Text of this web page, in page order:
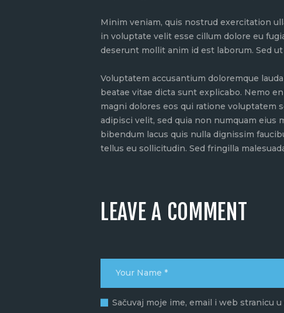
Minim veniam, quis nostrud exercitation
in voluptate velit esse cillum dolore eu
deserunt mollit anim id est laborum. Sed
Voluptatem accusantium doloremque
beatae vitae dicta sunt explicabo. Nemo
magni dolores eos qui ratione voluptatem
adipisci velit, sed quia non numquam eius
bibendum lacus quis nulla dignissim
tellus eu sollicitudin. Sed fringilla
LEAVE A COMMENT
Sačuvaj moje ime, email i web stranicu